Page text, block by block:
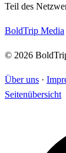
Teil des
BoldTrip Media
© 2026
Über uns ·
Seitenübersicht